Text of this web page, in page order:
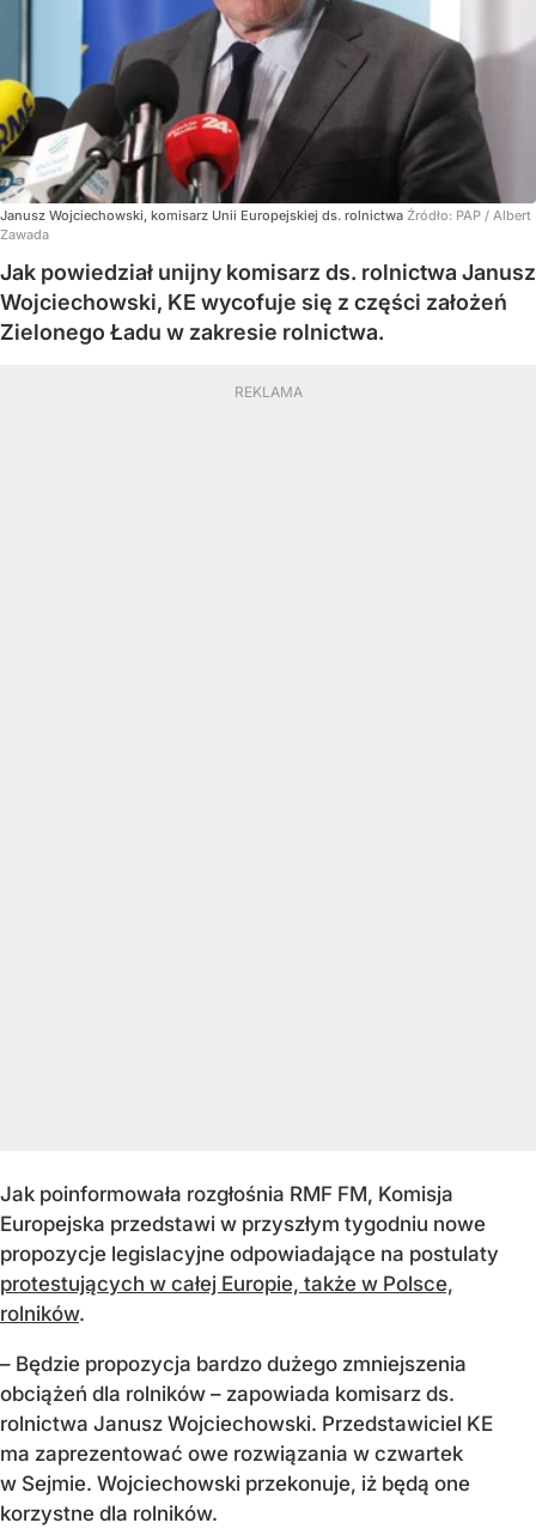
Janusz Wojciechowski, komisarz Unii Europejskiej ds. rolnictwa Źródło: PAP / Albert
Zawada
Jak powiedział unijny komisarz ds. rolnictwa Janusz
Wojciechowski, KE wycofuje się z części założeń
Zielonego Ładu w zakresie rolnictwa.
Jak poinformowała rozgłośnia RMF FM, Komisja
Europejska przedstawi w przyszłym tygodniu nowe
propozycje legislacyjne odpowiadające na postulaty
protestujących w całej Europie, także w Polsce,
rolników.
– Będzie propozycja bardzo dużego zmniejszenia
obciążeń dla rolników – zapowiada komisarz ds.
rolnictwa Janusz Wojciechowski. Przedstawiciel KE
ma zaprezentować owe rozwiązania w czwartek
w Sejmie. Wojciechowski przekonuje, iż będą one
korzystne dla rolników.